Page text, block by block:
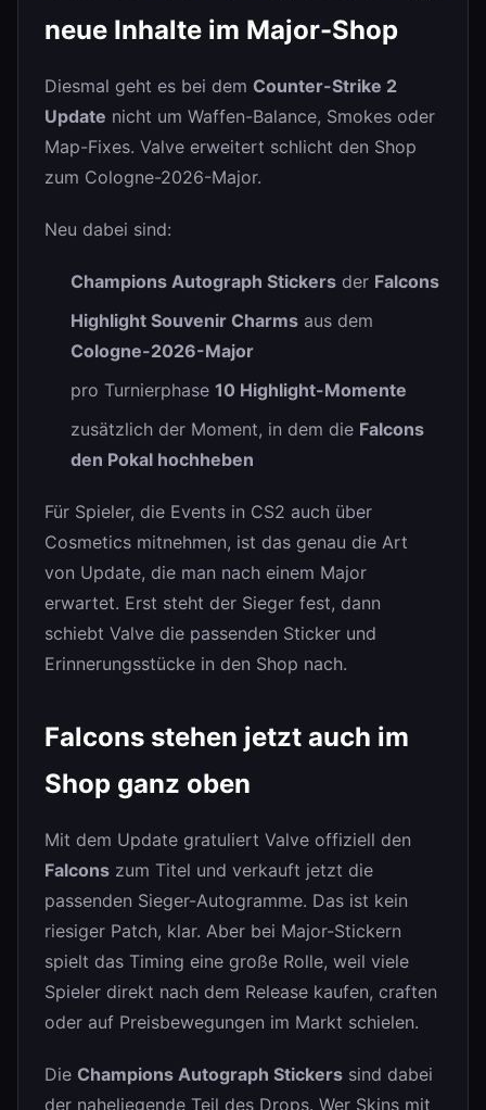
neue Inhalte im Major-Shop
Diesmal geht es bei dem Counter-Strike 2
Update nicht um Waffen-Balance, Smokes oder
Map-Fixes. Valve erweitert schlicht den Shop
zum Cologne-2026-Major.
Neu dabei sind:
Champions Autograph Stickers der Falcons
Highlight Souvenir Charms aus dem
Cologne-2026-Major
pro Turnierphase 10 Highlight-Momente
zusätzlich der Moment, in dem die Falcons
den Pokal hochheben
Für Spieler, die Events in CS2 auch über
Cosmetics mitnehmen, ist das genau die Art
von Update, die man nach einem Major
erwartet. Erst steht der Sieger fest, dann
schiebt Valve die passenden Sticker und
Erinnerungsstücke in den Shop nach.
Falcons stehen jetzt auch im
Shop ganz oben
Mit dem Update gratuliert Valve offiziell den
Falcons zum Titel und verkauft jetzt die
passenden Sieger-Autogramme. Das ist kein
riesiger Patch, klar. Aber bei Major-Stickern
spielt das Timing eine große Rolle, weil viele
Spieler direkt nach dem Release kaufen, craften
oder auf Preisbewegungen im Markt schielen.
Die Champions Autograph Stickers sind dabei
der naheliegende Teil des Drops. Wer Skins mit